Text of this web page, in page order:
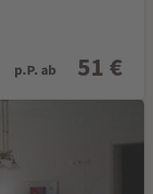
p.P. ab 51 €